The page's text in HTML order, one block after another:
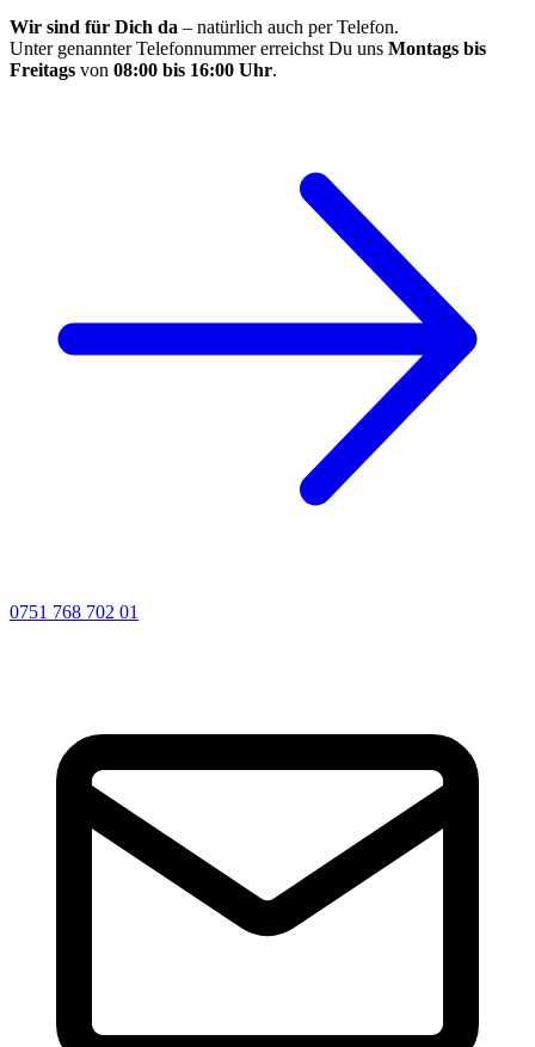
Wir sind für Dich da – natürlich auch per Telefon.
Unter genannter Telefonnummer erreichst Du uns Montags bis
Freitags von 08:00 bis 16:00 Uhr.
0751 768 702 01